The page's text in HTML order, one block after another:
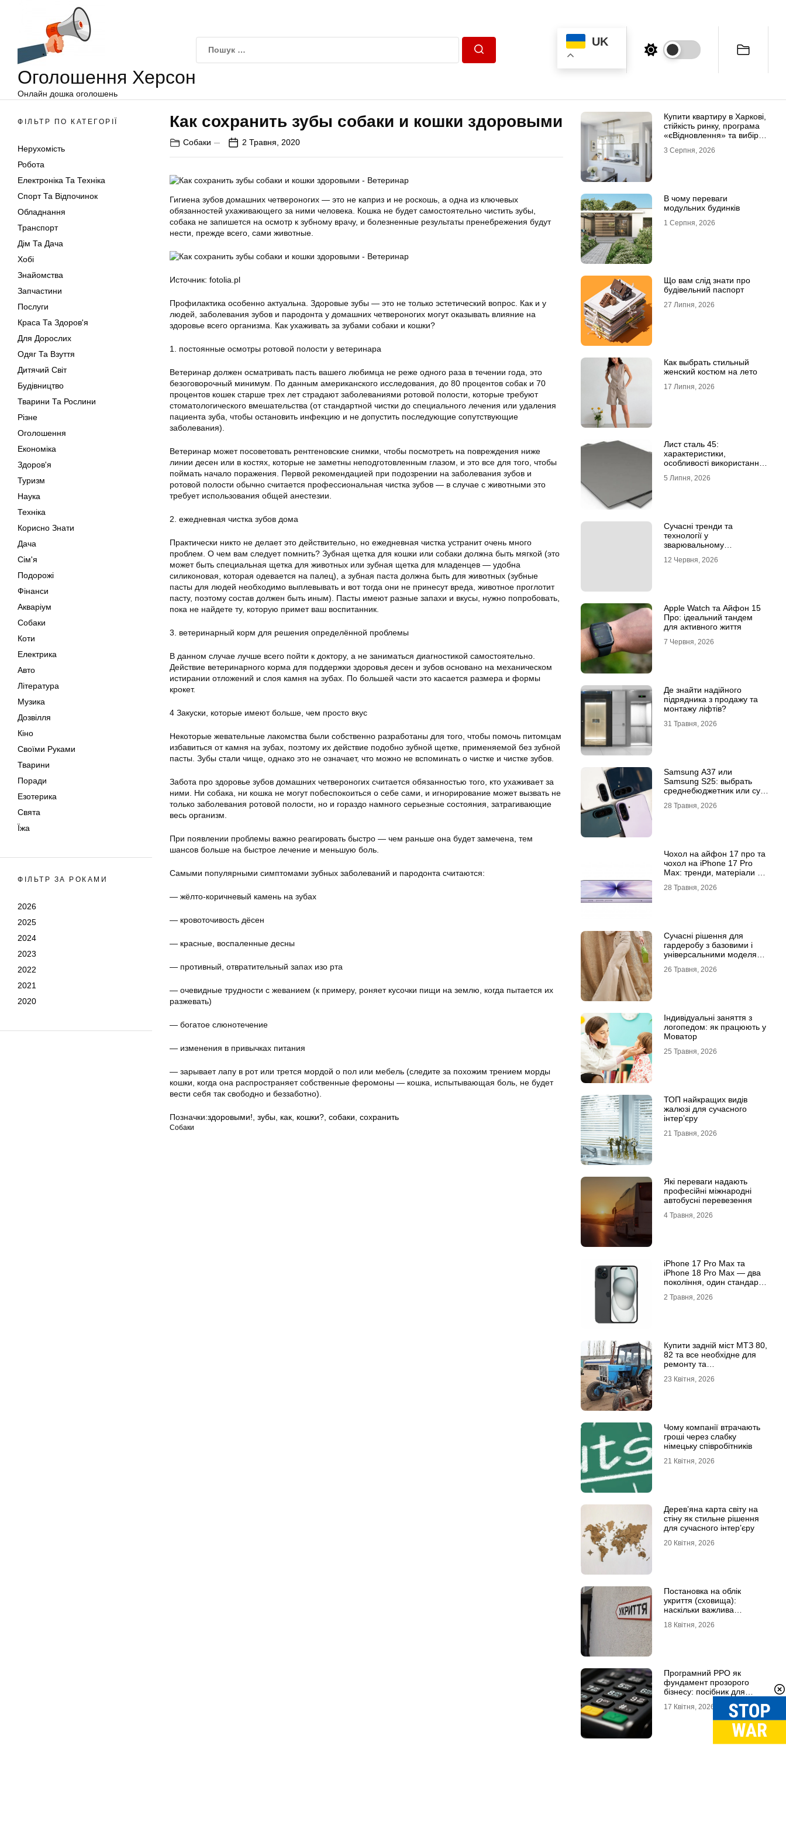
Оголошення Херсон
Онлайн дошка оголошень
UK
ФІЛЬТР ПО КАТЕГОРІЇ
Нерухомість
Робота
Електроніка Та Техніка
Спорт Та Відпочинок
Обладнання
Транспорт
Дім Та Дача
Хобі
Знайомства
Запчастини
Послуги
Краса Та Здоров'я
Для Дорослих
Одяг Та Взуття
Дитячий Світ
Будівництво
Тварини Та Рослини
Різне
Оголошення
Економіка
Здоров'я
Туризм
Наука
Техніка
Корисно Знати
Дача
Сім'я
Подорожі
Фінанси
Акваріум
Собаки
Коти
Електрика
Авто
Література
Музика
Дозвілля
Кіно
Своїми Руками
Тварини
Поради
Езотерика
Свята
Їжа
ФІЛЬТР ЗА РОКАМИ
2026
2025
2024
2023
2022
2021
2020
Как сохранить зубы собаки и кошки здоровыми
Собаки 2 Травня, 2020
Гигиена зубов домашних четвероногих — это не каприз и не роскошь, а одна из ключевых
обязанностей ухаживающего за ними человека. Кошка не будет самостоятельно чистить зубы,
собака не запишется на осмотр к зубному врачу, и болезненные результаты пренебрежения будут
нести, прежде всего, сами животные.
Источник: fotolia.pl
Профилактика особенно актуальна. Здоровые зубы — это не только эстетический вопрос. Как и у
людей, заболевания зубов и пародонта у домашних четвероногих могут оказывать влияние на
здоровье всего организма. Как ухаживать за зубами собаки и кошки?
1. постоянные осмотры ротовой полости у ветеринара
Ветеринар должен осматривать пасть вашего любимца не реже одного раза в течении года, это
безоговорочный минимум. По данным американского исследования, до 80 процентов собак и 70
процентов кошек старше трех лет страдают заболеваниями ротовой полости, которые требуют
стоматологического вмешательства (от стандартной чистки до специального лечения или удаления
пациента зуба, чтобы остановить инфекцию и не допустить последующие сопутствующие
заболевания).
Ветеринар может посоветовать рентгеновские снимки, чтобы посмотреть на повреждения ниже
линии десен или в костях, которые не заметны неподготовленным глазом, и это все для того, чтобы
поймать начало поражения. Первой рекомендацией при подозрении на заболевания зубов и
ротовой полости обычно считается профессиональная чистка зубов — в случае с животными это
требует использования общей анестезии.
2. ежедневная чистка зубов дома
Практически никто не делает это действительно, но ежедневная чистка устранит очень много
проблем. О чем вам следует помнить? Зубная щетка для кошки или собаки должна быть мягкой (это
может быть специальная щетка для животных или зубная щетка для младенцев — удобна
силиконовая, которая одевается на палец), а зубная паста должна быть для животных (зубные
пасты для людей необходимо выплевывать и вот тогда они не принесут вреда, животное проглотит
пасту, поэтому состав должен быть иным). Пасты имеют разные запахи и вкусы, нужно попробовать,
пока не найдете ту, которую примет ваш воспитанник.
3. ветеринарный корм для решения определённой проблемы
В данном случае лучше всего пойти к доктору, а не заниматься диагностикой самостоятельно.
Действие ветеринарного корма для поддержки здоровья десен и зубов основано на механическом
истирании отложений и слоя камня на зубах. По большей части это касается размера и формы
крокет.
4 Закуски, которые имеют больше, чем просто вкус
Некоторые жевательные лакомства были собственно разработаны для того, чтобы помочь питомцам
избавиться от камня на зубах, поэтому их действие подобно зубной щетке, применяемой без зубной
пасты. Зубы стали чище, однако это не означает, что можно не вспоминать о чистке и чистке зубов.
Забота про здоровье зубов домашних четвероногих считается обязанностью того, кто ухаживает за
ними. Ни собака, ни кошка не могут побеспокоиться о себе сами, и игнорирование может вызвать не
только заболевания ротовой полости, но и гораздо намного серьезные состояния, затрагивающие
весь организм.
При появлении проблемы важно реагировать быстро — чем раньше она будет замечена, тем
шансов больше на быстрое лечение и меньшую боль.
Самыми популярными симптомами зубных заболеваний и пародонта считаются:
— жёлто-коричневый камень на зубах
— кровоточивость дёсен
— красные, воспаленные десны
— противный, отвратительный запах изо рта
— очевидные трудности с жеванием (к примеру, роняет кусочки пищи на землю, когда пытается их
разжевать)
— богатое слюнотечение
— изменения в привычках питания
— зарывает лапу в рот или трется мордой о пол или мебель (следите за похожим трением морды
кошки, когда она распространяет собственные феромоны — кошка, испытывающая боль, не будет
вести себя так свободно и беззаботно).
Позначки:здоровыми! зубы как кошки? собаки сохранить
Собаки
Купити квартиру в Харкові,
стійкість ринку, програма
«єВідновлення» та вибір
3 Серпня, 2026
В чому переваги
модульних будинків
1 Серпня, 2026
Що вам слід знати про
будівельний паспорт
27 Липня, 2026
Как выбрать стильный
женский костюм на лето
17 Липня, 2026
Лист сталь 45:
характеристики,
особливості використання
5 Липня, 2026
Сучасні тренди та
технології у
зварювальному
магазин Аргон
12 Червня, 2026
Apple Watch та Айфон 15
Про: ідеальний тандем
для активного життя
7 Червня, 2026
Де знайти надійного
підрядника з продажу та
монтажу ліфтів?
31 Травня, 2026
Samsung A37 или
Samsung S25: выбрать
среднебюджетник или суб-
28 Травня, 2026
Чохол на айфон 17 про та
чохол на iPhone 17 Pro
Max: тренди, матеріали та
28 Травня, 2026
Сучасні рішення для
гардеробу з базовими і
універсальними моделями
26 Травня, 2026
Індивідуальні заняття з
логопедом: як працюють у
Моватор
25 Травня, 2026
ТОП найкращих видів
жалюзі для сучасного
інтер’єру
21 Травня, 2026
Які переваги надають
професійні міжнародні
автобусні перевезення
4 Травня, 2026
iРhone 17 Рro Мax та
iРhone 18 Рro Мax — два
покоління, один стандарт
2 Травня, 2026
Купити задній міст МТЗ 80,
82 та все необхідне для
ремонту та
23 Квітня, 2026
Чому компанії втрачають
гроші через слабку
німецьку співробітників
21 Квітня, 2026
Дерев’яна карта світу на
стіну як стильне рішення
для сучасного інтер’єру
20 Квітня, 2026
Постановка на облік
укриття (сховища):
наскільки важлива
18 Квітня, 2026
Програмний РРО як
фундамент прозорого
бізнесу: посібник для
17 Квітня, 2026